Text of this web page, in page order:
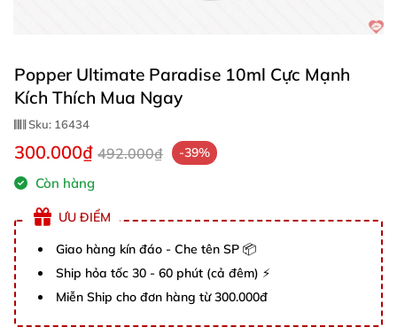
Popper Ultimate Paradise 10ml Cực Mạnh
Kích Thích Mua Ngay
Sku: 16434
300.000₫ 492.000₫ -39%
Còn hàng
ƯU ĐIỂM
Giao hàng kín đáo - Che tên SP 📦
Ship hỏa tốc 30 - 60 phút (cả đêm) ⚡
Miễn Ship cho đơn hàng từ 300.000đ